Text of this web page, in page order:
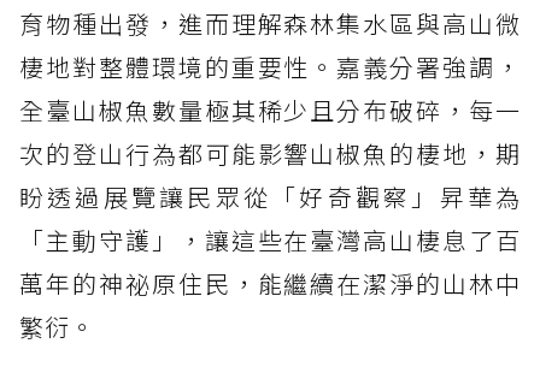
育物種出發，進而理解森林集水區與高山微
棲地對整體環境的重要性。嘉義分署強調，
全臺山椒魚數量極其稀少且分布破碎，每一
次的登山行為都可能影響山椒魚的棲地，期
盼透過展覽讓民眾從「好奇觀察」昇華為
「主動守護」，讓這些在臺灣高山棲息了百
萬年的神祕原住民，能繼續在潔淨的山林中
繁衍。